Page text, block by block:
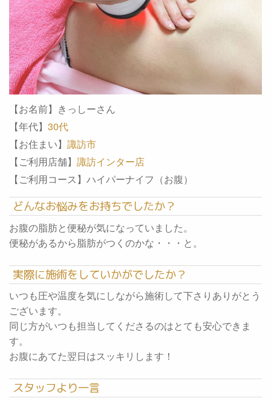
【お名前】きっしーさん
【年代】 30代
【お住まい】 諏訪市
【ご利用店舗】 諏訪インター店
【ご利用コース】ハイパーナイフ（お腹）
どんなお悩みをお持ちでしたか？
お腹の脂肪と便秘が気になっていました。
便秘があるから脂肪がつくのかな・・・と。
実際に施術をしていかがでしたか？
いつも圧や温度を気にしながら施術して下さりありがとう
ございます。
同じ方がいつも担当してくださるのはとても安心できま
す。
お腹にあてた翌日はスッキリします！
スタッフより一言